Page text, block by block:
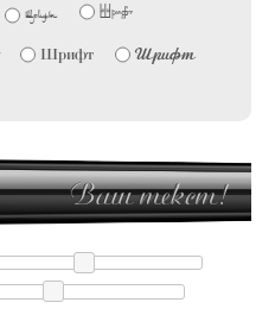
Шрифт Шрифт
Шрифт Шрифт
Ваш текст!